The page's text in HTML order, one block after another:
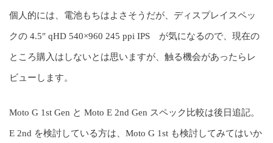
個人的には、電池もちはよさそうだが、ディスプレイスペッ
クの 4.5″ qHD 540×960 245 ppi IPS が気になるので、現在の
ところ購入はしないとは思いますが、触る機会があったらレ
ビューします。
Moto G 1st Gen と Moto E 2nd Gen スペック比較は後日追記。
E 2nd を検討している方は、Moto G 1st も検討してみてはいか